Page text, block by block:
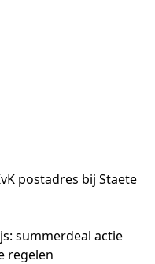
postadres bij Staete
summerdeal actie
regelen